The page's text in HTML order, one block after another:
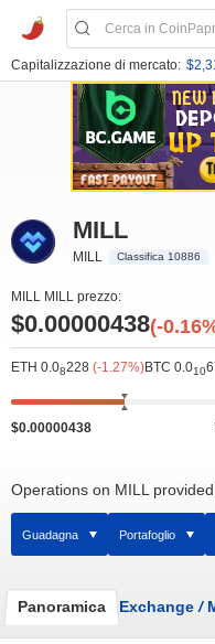
Capitalizzazione di mercato:
MILL
MILL Classifica 10886
MILL MILL prezzo:
$0.00000438(-
ETH 0.08228 (-1.27%)BTC 0.010
$0.00000438
Operations on MILL
Guadagna Portafoglio
Panoramica Exchange /